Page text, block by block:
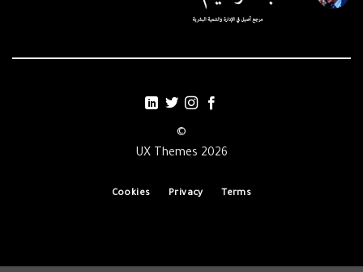
©
2026 UX Themes
Terms
Privacy
Cookies